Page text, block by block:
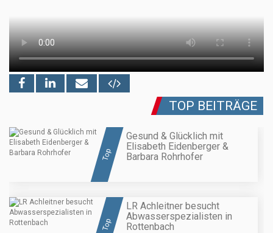
TOP BEITRÄGE
Top
Gesund & Glücklich mit
Elisabeth Eidenberger &
Barbara Rohrhofer
Top
LR Achleitner besucht
Abwasserspezialisten in
Rottenbach